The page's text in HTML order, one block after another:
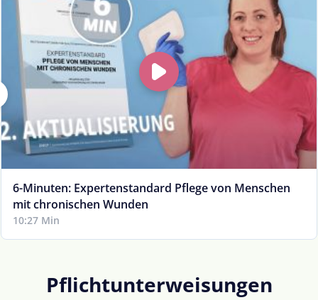
6-Minuten: Expertenstandard Pflege von Menschen
mit chronischen Wunden
10:27 Min
Pflichtunterweisungen